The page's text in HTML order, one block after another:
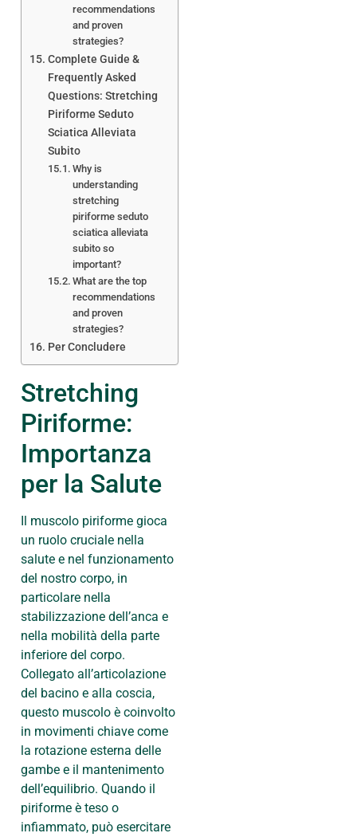
recommendations
and proven
strategies?
Complete Guide &
Frequently Asked
Questions: Stretching
Piriforme Seduto
Sciatica Alleviata
Subito
Why is
understanding
stretching
piriforme seduto
sciatica alleviata
subito so
important?
What are the top
recommendations
and proven
strategies?
Per Concludere
Stretching
Piriforme:
Importanza
per la Salute
Il muscolo piriforme gioca
un ruolo cruciale nella
salute e nel funzionamento
del nostro corpo, in
particolare nella
stabilizzazione dell’anca e
nella mobilità della parte
inferiore del corpo.
Collegato all’articolazione
del bacino e alla coscia,
questo muscolo è coinvolto
in movimenti chiave come
la rotazione esterna delle
gambe e il mantenimento
dell’equilibrio. Quando il
piriforme è teso o
infiammato, può esercitare